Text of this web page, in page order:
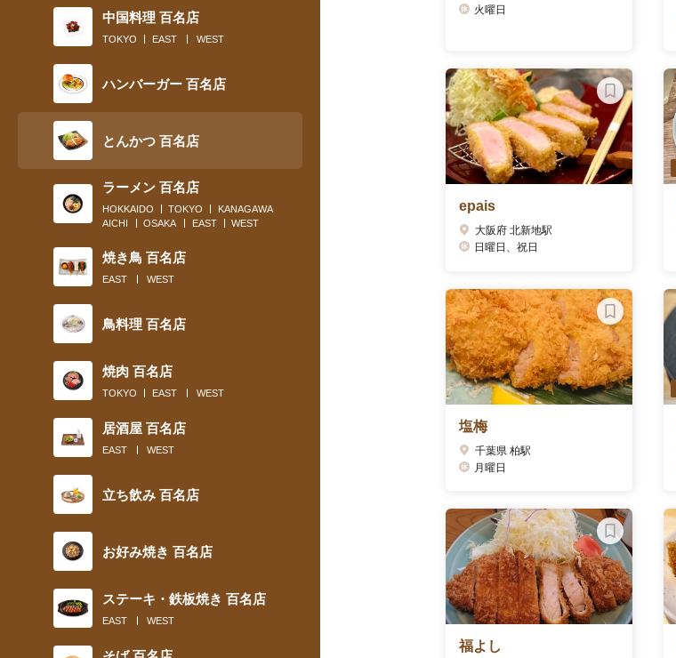
中国料理 百名店
TOKYO EAST WEST
ハンバーガー 百名店
とんかつ 百名店
ラーメン 百名店
HOKKAIDO TOKYO
KANAGAWA
AICHI
OSAKA EAST WEST
焼き鳥 百名店
EAST WEST
鳥料理 百名店
焼肉 百名店
TOKYO EAST WEST
居酒屋 百名店
EAST WEST
立ち飲み 百名店
お好み焼き 百名店
ステーキ・鉄板焼き 百名店
EAST WEST
火曜日
epais
大阪府 北新地駅
日曜日、祝日
塩梅
千葉県 柏駅
月曜日
福よし